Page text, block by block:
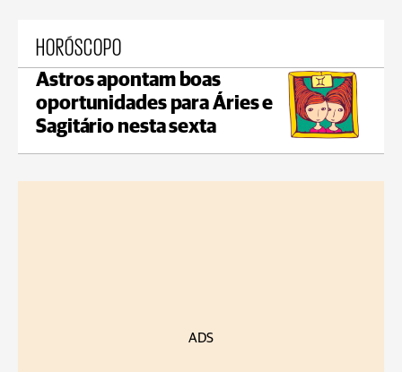
HORÓSCOPO
Astros apontam boas
oportunidades para Áries e
Sagitário nesta sexta
ADS